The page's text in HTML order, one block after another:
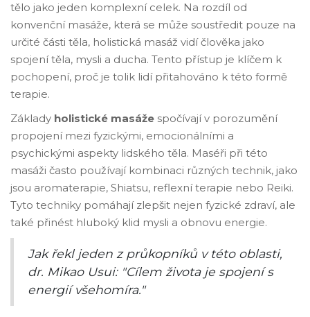
tělo jako jeden komplexní celek. Na rozdíl od
konvenční masáže, která se může soustředit pouze na
určité části těla, holistická masáž vidí člověka jako
spojení těla, mysli a ducha. Tento přístup je klíčem k
pochopení, proč je tolik lidí přitahováno k této formě
terapie.
Základy holistické masáže spočívají v porozumění
propojení mezi fyzickými, emocionálními a
psychickými aspekty lidského těla. Maséři při této
masáži často používají kombinaci různých technik, jako
jsou aromaterapie, Shiatsu, reflexní terapie nebo Reiki.
Tyto techniky pomáhají zlepšit nejen fyzické zdraví, ale
také přinést hluboký klid mysli a obnovu energie.
Jak řekl jeden z průkopníků v této oblasti,
dr. Mikao Usui: "Cílem života je spojení s
energií všehomíra."